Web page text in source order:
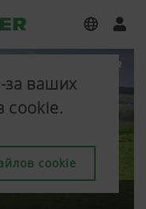
за ваших
cookie.
cookie